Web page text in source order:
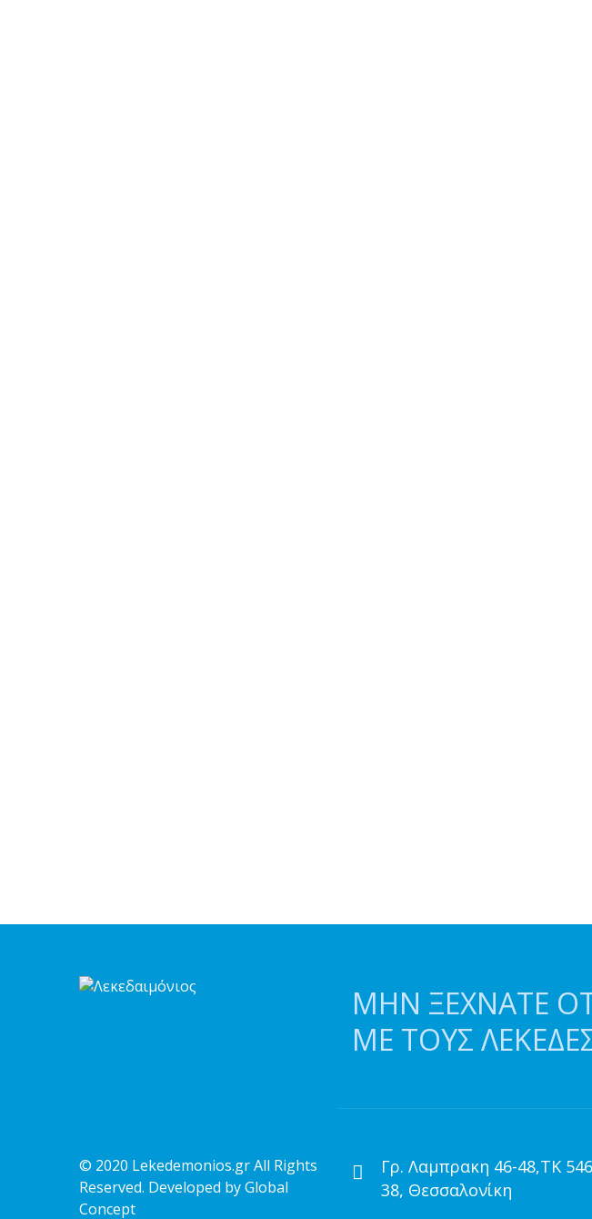
ΜΗΝ ΞΕΧΝΆΤΕ
ΜΕ ΤΟΥΣ
Γρ. Λαμπρακη 46-48,ΤΚ 546
38, Θεσσαλονίκη
© 2020 Lekedemonios.gr All Rights
Reserved. Developed byGlobal
Concept